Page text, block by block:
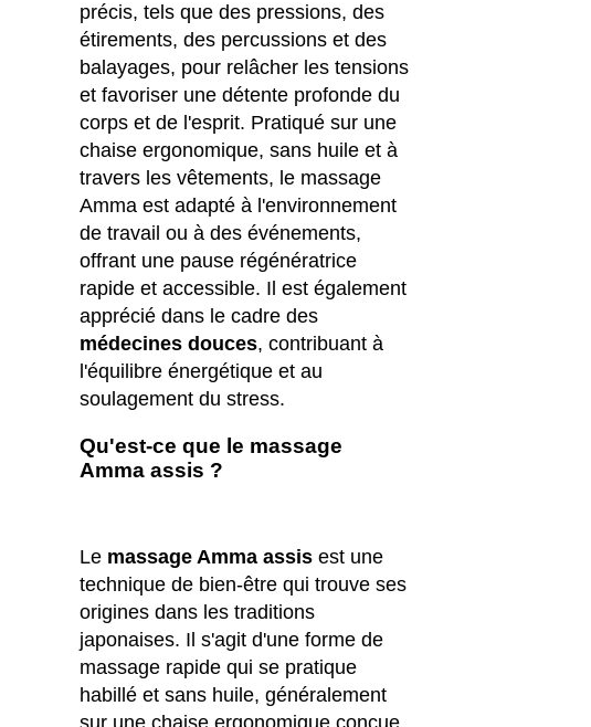
précis, tels que des pressions, des
étirements, des percussions et des
balayages, pour relâcher les tensions
et favoriser une détente profonde du
corps et de l'esprit. Pratiqué sur une
chaise ergonomique, sans huile et à
travers les vêtements, le massage
Amma est adapté à l'environnement
de travail ou à des événements,
offrant une pause régénératrice
rapide et accessible. Il est également
apprécié dans le cadre des
médecines douces, contribuant à
l'équilibre énergétique et au
soulagement du stress.
Qu'est-ce que le massage
Amma assis ?
Le massage Amma assis est une
technique de bien-être qui trouve ses
origines dans les traditions
japonaises. Il s'agit d'une forme de
massage rapide qui se pratique
habillé et sans huile, généralement
sur une chaise ergonomique conçue